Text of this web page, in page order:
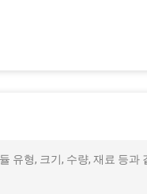
유형, 크기, 수량, 재료 등과